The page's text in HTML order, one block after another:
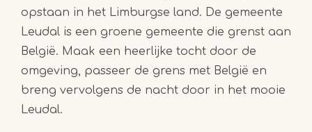
opstaan in het Limburgse land. De gemeente
Leudal is een groene gemeente die grenst aan
België. Maak een heerlijke tocht door de
omgeving, passeer de grens met België en
breng vervolgens de nacht door in het mooie
Leudal.